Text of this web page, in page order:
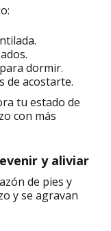
dormir.
de acostarte.
tu estado de
con más
y aliviar
de pies y
y se agravan